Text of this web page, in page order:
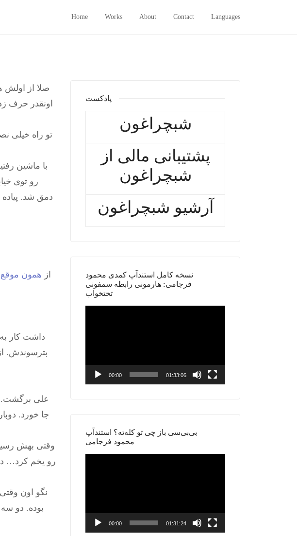
Home Works About Contact Languages
صلا از اولش
اونقدر حرف
تو راه خیلی
رو توی
دمق شد.
– از همون موقع
داشت کار
بترسوندش.
علی برگشت.
جا خورد.
وقتی بهش
رو یخم کرد…
نگو اون
بوده. دو
پادکست
شبچراغون
پشتیبانی مالی از
شبچراغون
آرشیو شبچراغون
نسخه کامل استندآپ کمدی محمود
فرجامی: هارمونی رابطه سمفونی
تختخواب
00:00 01:33:06
بی‌بی‌سی باز چی تو کله‌ته؟ استندآپ
محمود فرجامی
00:00 01:31:24